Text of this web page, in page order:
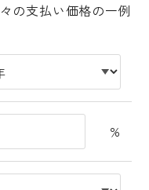
の支払い価格の一例
%